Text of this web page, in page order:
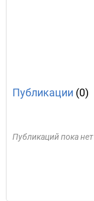
Публикации (0)
Публикаций пока нет